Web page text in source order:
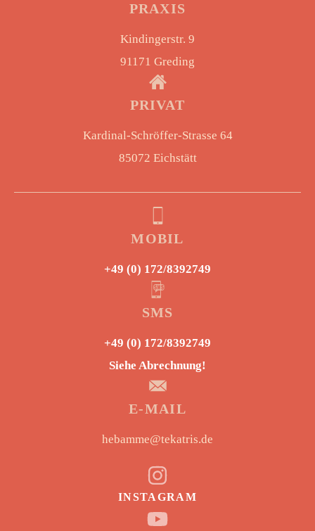
PRAXIS
Kindingerstr. 9
91171 Greding
PRIVAT
Kardinal-Schröffer-Strasse 64
85072 Eichstätt
MOBIL
+49 (0) 172/8392749
SMS
+49 (0) 172/8392749
Siehe Abrechnung!
E-MAIL
hebamme@tekatris.de
INSTAGRAM